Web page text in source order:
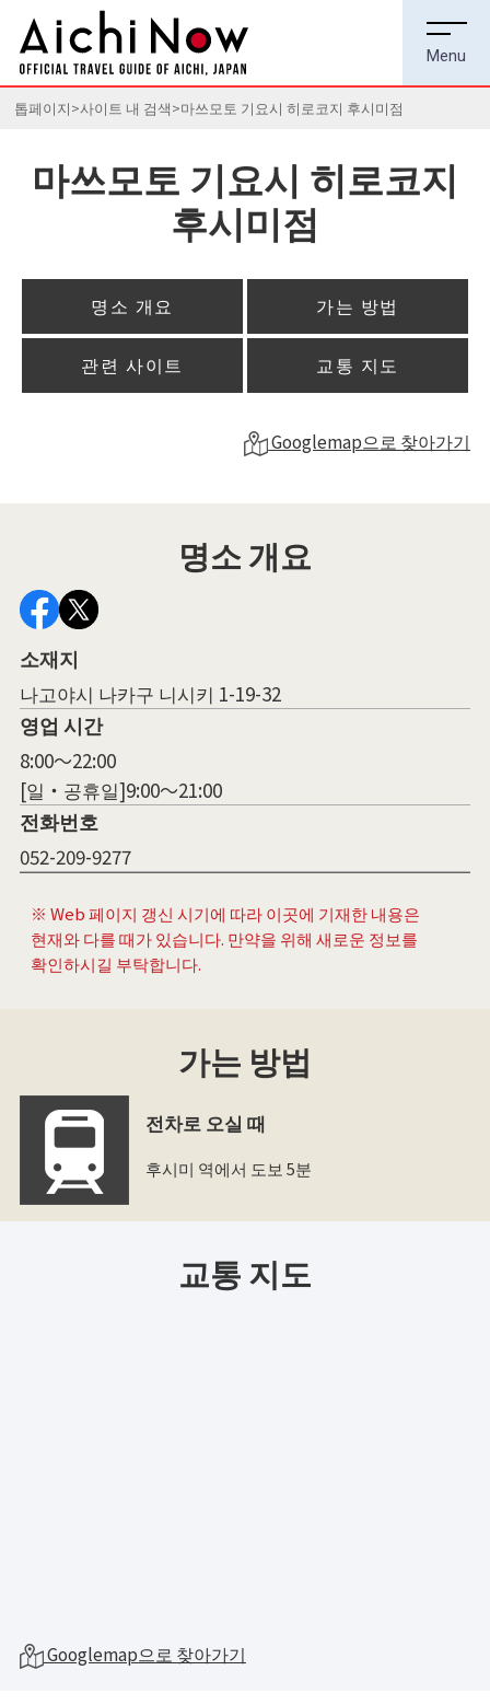
톱페이지 사이트 내 검색 마쓰모토 기요시 히로코지 후시미점
마쓰모토 기요시 히로코지
후시미점
명소 개요 가는 방법
관련 사이트 교통 지도
Googlemap으로 찾아가기
명소 개요
소재지
나고야시 나카구 니시키 1-19-32
영업 시간
8:00～22:00
[일・공휴일]9:00～21:00
전화번호
052-209-9277
※ Web 페이지 갱신 시기에 따라 이곳에 기재한 내용은
현재와 다를 때가 있습니다. 만약을 위해 새로운 정보를
확인하시길 부탁합니다.
가는 방법
전차로 오실 때
후시미 역에서 도보 5분
교통 지도
Googlemap으로 찾아가기